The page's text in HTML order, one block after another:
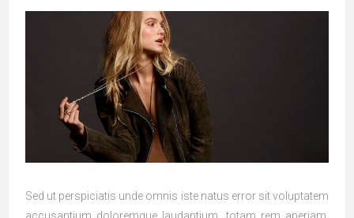
Sed ut perspiciatis unde omnis iste natus error sit voluptatem
accusantium doloremque laudantium, totam rem aperiam,